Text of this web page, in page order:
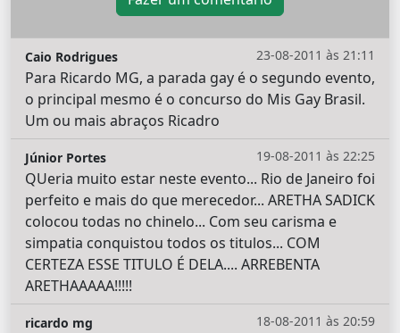
23-08-2011 às 21:11
Caio Rodrigues
Para Ricardo MG, a parada gay é o segundo evento,
o principal mesmo é o concurso do Mis Gay Brasil.
Um ou mais abraços Ricadro
19-08-2011 às 22:25
Júnior Portes
QUeria muito estar neste evento... Rio de Janeiro foi
perfeito e mais do que merecedor... ARETHA SADICK
colocou todas no chinelo... Com seu carisma e
simpatia conquistou todos os titulos... COM
CERTEZA ESSE TITULO É DELA.... ARREBENTA
ARETHAAAAA!!!!!
18-08-2011 às 20:59
ricardo mg